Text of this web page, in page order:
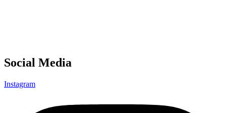
Social Media
Instagram